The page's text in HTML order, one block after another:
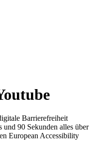
Barrierefreiheit
90 Sekunden alles über
European Accessibility